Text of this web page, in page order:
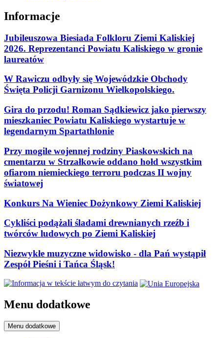
Informacje
Jubileuszowa Biesiada Folkloru Ziemi Kaliskiej
2026. Reprezentanci Powiatu Kaliskiego w gronie
laureatów
W Rawiczu odbyły się Wojewódzkie Obchody
Święta Policji Garnizonu Wielkopolskiego.
Gira do przodu! Roman Sądkiewicz jako pierwszy
mieszkaniec Powiatu Kaliskiego wystartuje w
legendarnym Spartathlonie
Przy mogile wojennej rodziny Piaskowskich na
cmentarzu w Strzałkowie oddano hołd wszystkim
ofiarom niemieckiego terroru podczas II wojny
światowej
Konkurs Na Wieniec Dożynkowy Ziemi Kaliskiej
Cykliści podążali śladami drewnianych rzeźb i
twórców ludowych po Ziemi Kaliskiej
Niezwykłe muzyczne widowisko - dla Pań wystąpił
Zespół Pieśni i Tańca Śląsk!
Menu dodatkowe
Menu dodatkowe